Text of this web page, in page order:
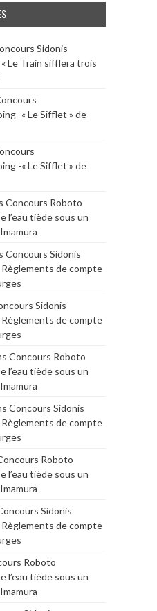
Sidonis
Le Train sifflera trois
-« Le Sifflet » de
-« Le Sifflet » de
Concours Roboto
l’eau tiède sous un
Concours Sidonis
de compte
Sidonis
de compte
Concours Roboto
l’eau tiède sous un
Concours Sidonis
de compte
Roboto
l’eau tiède sous un
Sidonis
de compte
Roboto
l’eau tiède sous un